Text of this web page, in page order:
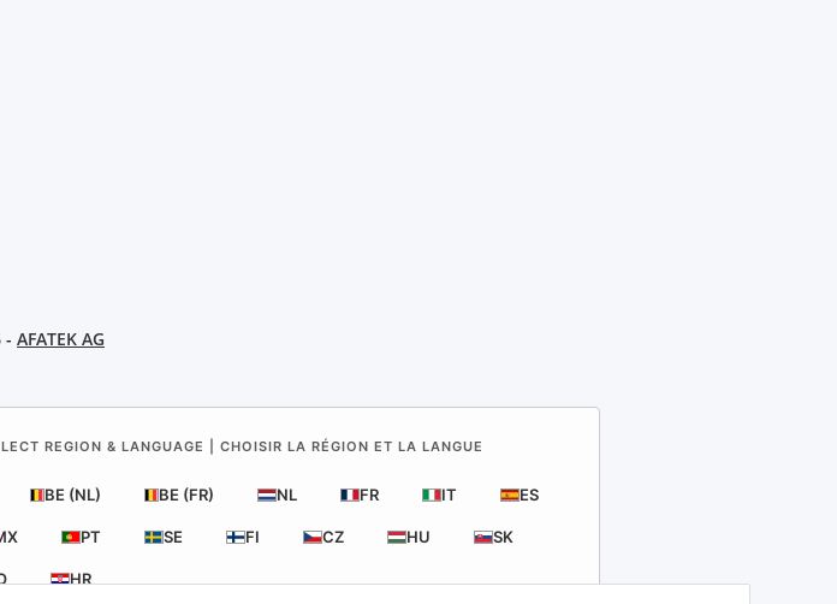
- AFATEK AG
REGION & LANGUAGE | CHOISIR LA RÉGION ET LA LANGUE
BE (NL) BE (FR) NL FR IT ES
PT SE FI CZ HU SK
HR